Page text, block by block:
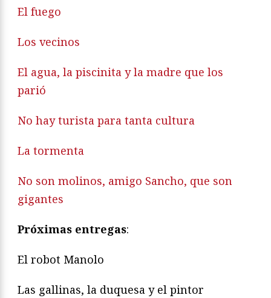
El fuego
Los vecinos
El agua, la piscinita y la madre que los
parió
No hay turista para tanta cultura
La tormenta
No son molinos, amigo Sancho, que son
gigantes
Próximas entregas:
El robot Manolo
Las gallinas, la duquesa y el pintor